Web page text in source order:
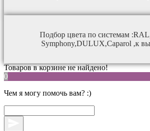
Подбор цвета по системам
Symphony,DULUX,Caparol ,к
Товаров в корзине не найдено!
0
Чем я могу помочь вам? :)